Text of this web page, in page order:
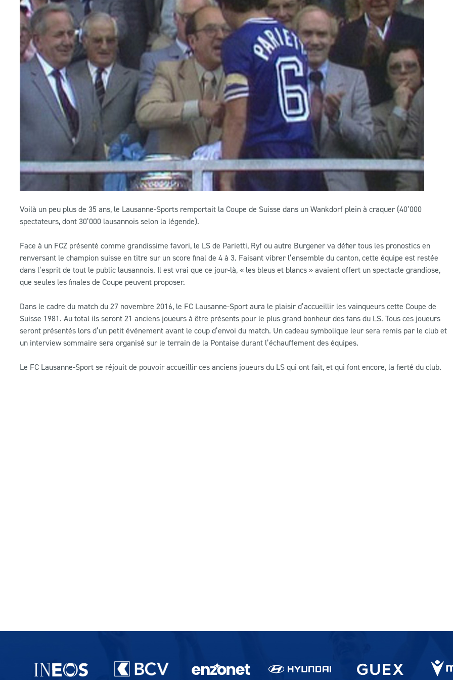
Voilà un peu plus de 35 ans, le Lausanne-Sports remportait la Coupe de Suisse dans un Wankdorf plein à craquer (40’000
spectateurs, dont 30’000 lausannois selon la légende).
Face à un FCZ présenté comme grandissime favori, le LS de Parietti, Ryf ou autre Burgener va défier tous les pronostics en
renversant le champion suisse en titre sur un score final de 4 à 3. Faisant vibrer l’ensemble du canton, cette équipe est restée
dans l’esprit de tout le public lausannois. Il est vrai que ce jour-là, « les bleus et blancs » avaient offert un spectacle grandiose,
que seules les finales de Coupe peuvent proposer.
Dans le cadre du match du 27 novembre 2016, le FC Lausanne-Sport aura le plaisir d’accueillir les vainqueurs cette Coupe de
Suisse 1981. Au total ils seront 21 anciens joueurs à être présents pour le plus grand bonheur des fans du LS. Tous ces joueurs
seront présentés lors d’un petit événement avant le coup d’envoi du match. Un cadeau symbolique leur sera remis par le club et
un interview sommaire sera organisé sur le terrain de la Pontaise durant l’échauffement des équipes.
Le FC Lausanne-Sport se réjouit de pouvoir accueillir ces anciens joueurs du LS qui ont fait, et qui font encore, la fierté du club.
Partenaires du lausanne-Sport